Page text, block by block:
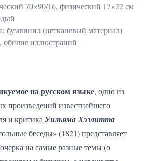
70×90/16, физический 17×22 см
бумвинил (нетканевый материал)
обилие иллюстраций
на русском языке, одно из
произведений известнейшего
и критика Уильяма Хэзлитта
беседы» (1821) представляет
на самые разные темы (о